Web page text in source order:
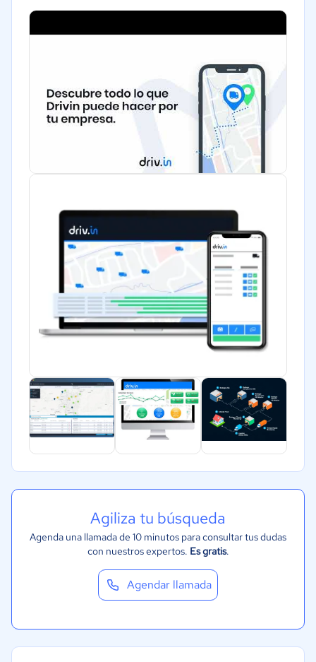
Minorista
Alimentaria
Gobierno
Transporte y logística
Comercio Electrónico
Metales y Minería
Agiliza tu búsqueda
Agenda una llamada de 10 minutos para consultar tus dudas
con nuestros expertos. Es gratis.
Agendar llamada